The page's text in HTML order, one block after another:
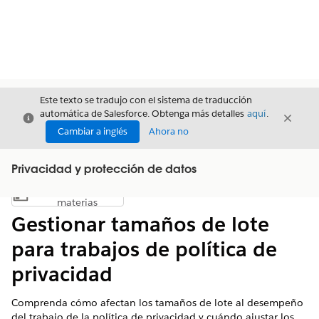
Cerrar
Este texto se tradujo con el sistema de traducción
automática de Salesforce. Obtenga más detalles aquí.
Cambiar a inglés
Ahora no
Cerrar
Privacidad y protección de datos
Mostrar índice de materias
materias
Gestionar tamaños de lote
para trabajos de política de
privacidad
Comprenda cómo afectan los tamaños de lote al desempeño